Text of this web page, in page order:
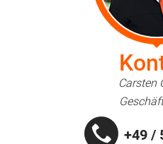
Carsten
+49 /